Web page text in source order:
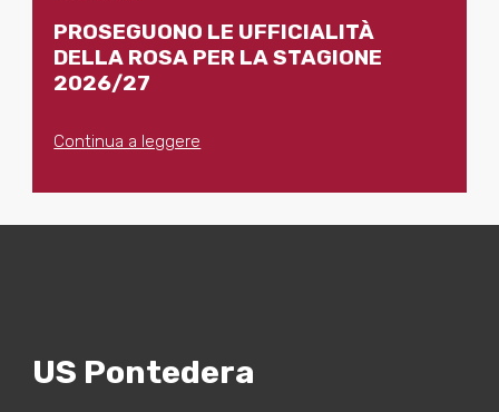
PROSEGUONO LE UFFICIALITÀ
DELLA ROSA PER LA STAGIONE
2026/27
Continua a leggere
US Pontedera